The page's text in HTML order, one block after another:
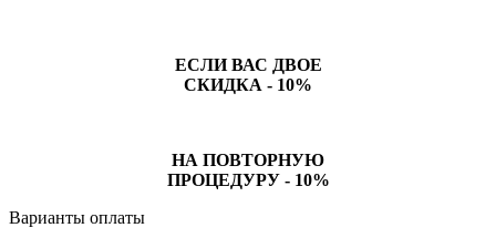
ЕСЛИ ВАС ДВОЕ
СКИДКА - 10%
НА ПОВТОРНУЮ
ПРОЦЕДУРУ - 10%
Варианты оплаты